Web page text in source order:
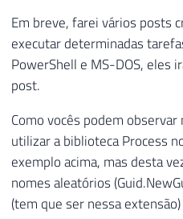
Em breve, farei vários posts
executar determinadas
PowerShell e MS-DOS, eles
post.
Como vocês podem
utilizar a biblioteca Process
exemplo acima, mas desta
nomes aleatórios
(tem que ser nessa